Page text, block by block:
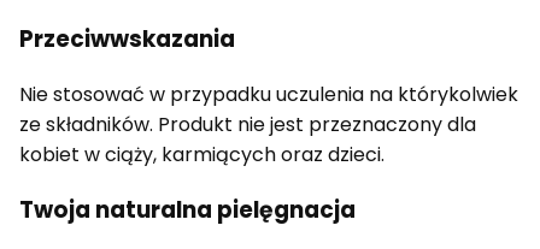
Przeciwwskazania
Nie stosować w przypadku uczulenia na którykolwiek
ze składników. Produkt nie jest przeznaczony dla
kobiet w ciąży, karmiących oraz dzieci.
Twoja naturalna pielęgnacja